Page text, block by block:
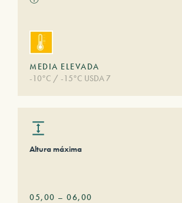
MEDIA ELEVADA
-10°C / -15°C USDA 7
Altura máxima
05,00 – 06,00